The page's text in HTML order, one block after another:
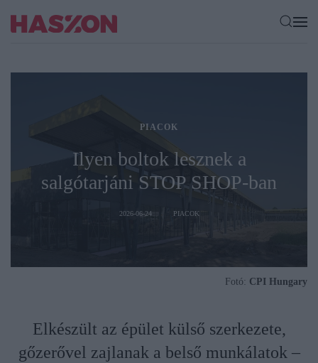
PIACOK
Ilyen boltok lesznek a
salgótarjáni STOP SHOP-ban
2026-06-24 PIACOK
Fotó: CPI Hungary
Elkészült az épület külső szerkezete,
gőzerővel zajlanak a belső munkálatok –